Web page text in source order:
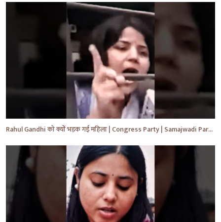
Rahul Gandhi को क्यों भड़क गई महिला | Congress Party | Samajwadi Party | #shorts #ytshorts #yt